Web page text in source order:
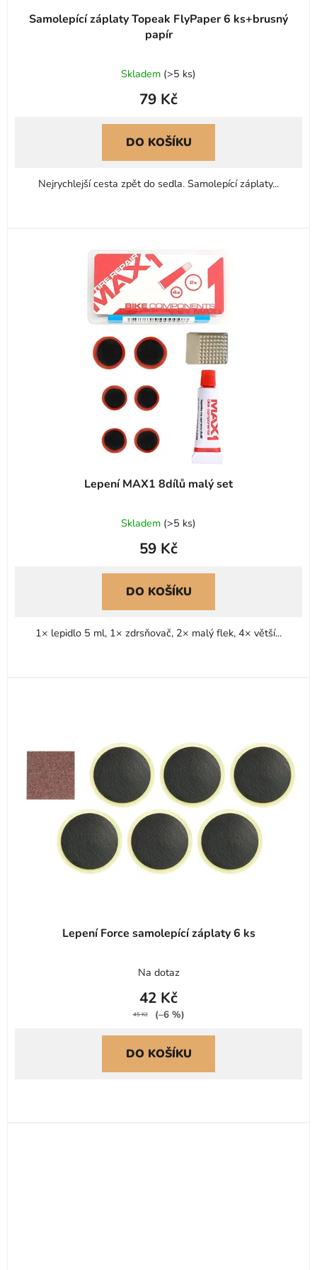
Samolepící záplaty Topeak FlyPaper 6 ks+brusný
papír
Skladem (>5 ks)
79 Kč
DO KOŠÍKU
Nejrychlejší cesta zpět do sedla. Samolepící záplaty...
Lepení MAX1 8dílů malý set
Skladem (>5 ks)
59 Kč
DO KOŠÍKU
1× lepidlo 5 ml, 1× zdrsňovač, 2× malý flek, 4× větší...
Lepení Force samolepící záplaty 6 ks
Na dotaz
42 Kč
45 Kč (–6 %)
DO KOŠÍKU